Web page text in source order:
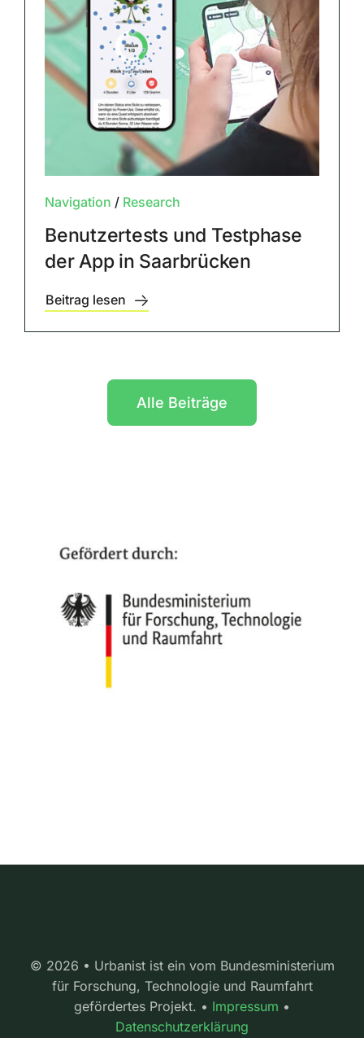
Navigation / Research
Benutzertests und Testphase
der App in Saarbrücken
Beitrag lesen
Alle Beiträge
© 2026 • Urbanist ist ein vom Bundesministerium
für Forschung, Technologie und Raumfahrt
gefördertes Projekt. • Impressum •
Datenschutzerklärung